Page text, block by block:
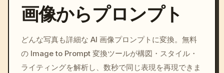
c, cyberpunk sunset, neon
colors, 8k --v 6.0
画像からプロンプト
どんな写真も詳細な AI 画像プロンプトに変換。無料
の Image to Prompt 変換ツールが構図・スタイル・
ライティングを解析し、数秒で同じ表現を再現できま